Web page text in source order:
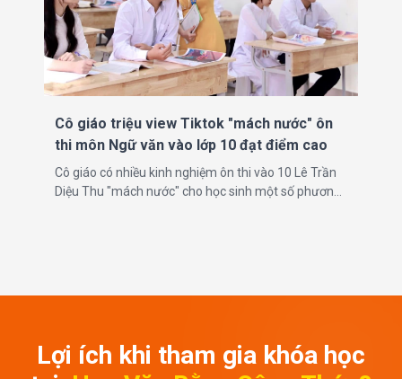
Cô giáo triệu view Tiktok "mách nước" ôn
thi môn Ngữ văn vào lớp 10 đạt điểm cao
Cô giáo có nhiều kinh nghiệm ôn thi vào 10 Lê Trần
Diệu Thu "mách nước" cho học sinh một số phương
Lợi ích khi tham gia khóa học